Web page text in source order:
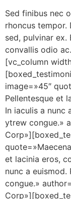
Sed finibus nec
rhoncus tempor.
sed, pulvinar
convallis odio
[vc_column
image=»45″
Pellentesque et
In iaculis a nunc
ytrew congue.»
et lacinia eros,
nunc a
congue.»